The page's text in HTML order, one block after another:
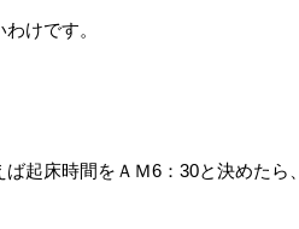
けです。
起床時間をＡＭ6：30と決めたら、